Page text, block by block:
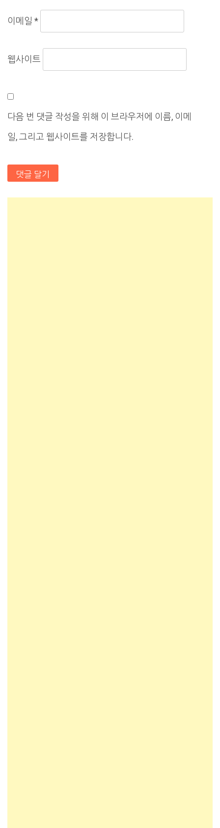
이메일 *
웹사이트
다음 번 댓글 작성을 위해 이 브라우저에 이름, 이메
일, 그리고 웹사이트를 저장합니다.